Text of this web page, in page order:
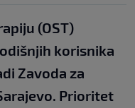
(OST)
korisnika
Zavoda za
Prioritet